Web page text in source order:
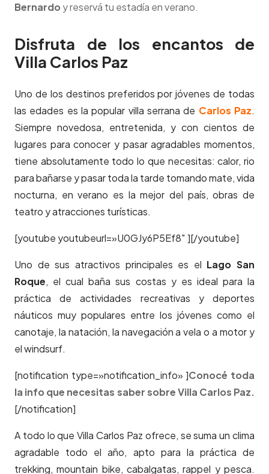
Bernardo y reservá tu estadía en verano.
Disfruta de los encantos de
Villa Carlos Paz
Uno de los destinos preferidos por jóvenes de todas
las edades es la popular villa serrana de Carlos Paz.
Siempre novedosa, entretenida, y con cientos de
lugares para conocer y pasar agradables momentos,
tiene absolutamente todo lo que necesitas: calor, rio
para bañarse y pasar toda la tarde tomando mate, vida
nocturna, en verano es la mejor del país, obras de
teatro y atracciones turísticas.
[youtube youtubeurl=»U0GJy6P5Ef8″ ][/youtube]
Uno de sus atractivos principales es el Lago San
Roque, el cual baña sus costas y es ideal para la
práctica de actividades recreativas y deportes
náuticos muy populares entre los jóvenes como el
canotaje, la natación, la navegación a vela o a motor y
el windsurf.
[notification type=»notification_info» ]Conocé toda
la info que necesitas saber sobre Villa Carlos Paz.
[/notification]
A todo lo que Villa Carlos Paz ofrece, se suma un clima
agradable todo el año, apto para la práctica de
trekking, mountain bike, cabalgatas, rappel y pesca.